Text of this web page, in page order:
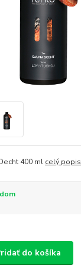
400 ml celý popis
do košíka